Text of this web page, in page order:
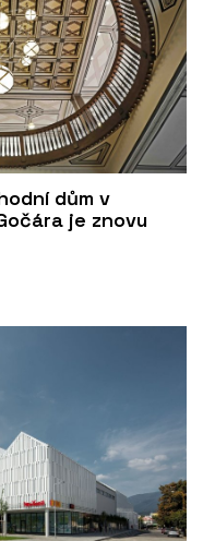
dům v
je znovu